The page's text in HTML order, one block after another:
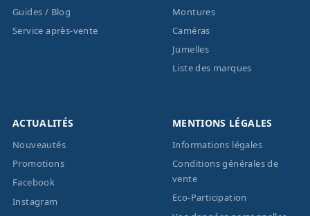
Guides / Blog
Service après-vente
Montures
Caméras
Jumelles
Liste des marques
ACTUALITÉS
Nouveautés
Promotions
Facebook
Instagram
MENTIONS LÉGALES
Informations légales
Conditions générales de
vente
Eco-Participation